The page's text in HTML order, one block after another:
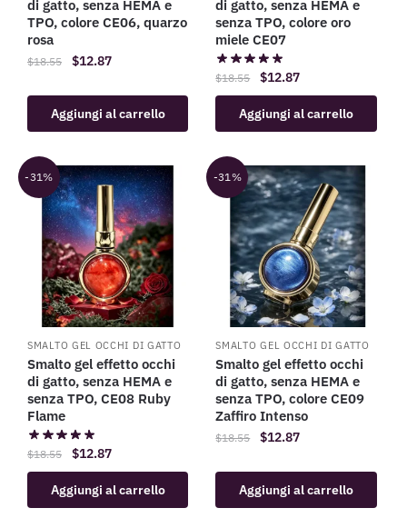
di gatto, senza HEMA e
TPO, colore CE06, quarzo
rosa
$18.55 $12.87
Aggiungi al carrello
di gatto, senza HEMA e
senza TPO, colore oro
miele CE07
$18.55 $12.87
Aggiungi al carrello
-31%
SMALTO GEL OCCHI DI GATTO
Smalto gel effetto occhi
di gatto, senza HEMA e
senza TPO, CE08 Ruby
Flame
$18.55 $12.87
Aggiungi al carrello
-31%
SMALTO GEL OCCHI DI GATTO
Smalto gel effetto occhi
di gatto, senza HEMA e
senza TPO, colore CE09
Zaffiro Intenso
$18.55 $12.87
Aggiungi al carrello